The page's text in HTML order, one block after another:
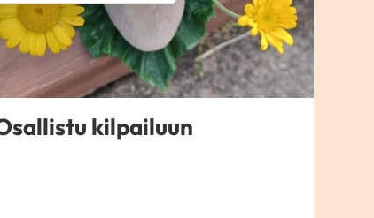
kilpailuun